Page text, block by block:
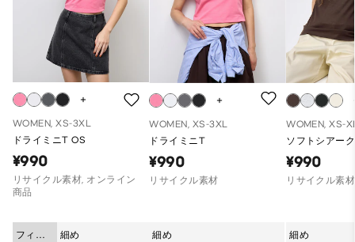
WOMEN, XS-3XL
ドライミニT OS
¥990
リサイクル素材, オンライン
商品
フィッ
細め
WOMEN, XS-3XL
ドライミニT
¥990
リサイクル素材
細め
WOMEN, XS-
ソフトシアー
¥990
リサイクル素材
細め